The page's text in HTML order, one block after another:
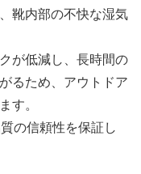
靴内部の不快な湿気
が低減し、長時間の
るため、アウトドア
す。
の信頼性を保証し